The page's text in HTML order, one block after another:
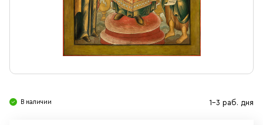
Ювелирные изделия
В наличии 1-3 раб. дня